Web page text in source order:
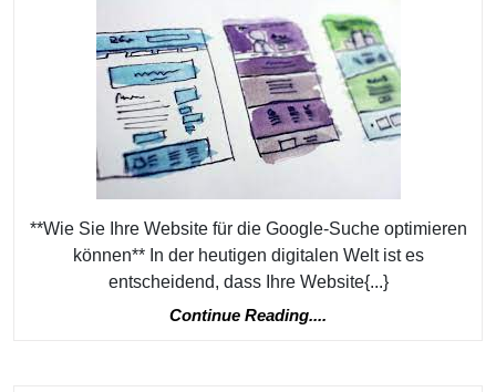
Ihre
Website
für
die
Google-
Tipps
und
Tricks
**Wie Sie Ihre Website für die Google-Suche optimieren
können** In der heutigen digitalen Welt ist es
entscheidend, dass Ihre Website{...}
Continue Reading....